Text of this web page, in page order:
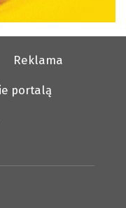
Reklama
portalą